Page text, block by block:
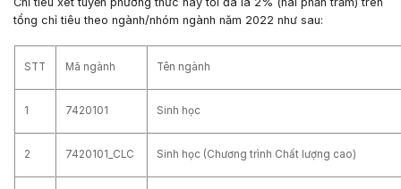
tổng chỉ tiêu theo ngành/nhóm ngành năm 2022 như sau:
STT Mã ngành Tên ngành
1 7420101 Sinh học
2 7420101_CLC Sinh học (Chương trình Chất lượng cao)